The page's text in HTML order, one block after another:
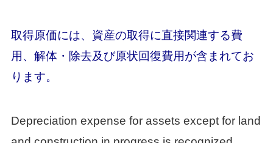
取得原価には、資産の取得に直接関連する費
用、解体・除去及び原状回復費用が含まれてお
ります。
Depreciation expense for assets except for land